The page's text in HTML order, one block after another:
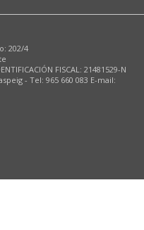
202/4
FISCAL: 21481529-N
- Tel: 965 660 083 E-mail: